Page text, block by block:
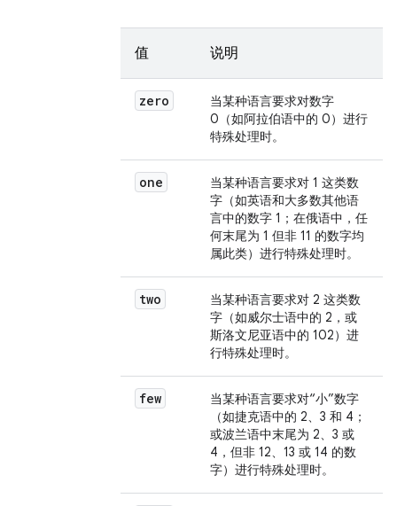
值 说明
zero
当某种语言要求对数字
0（如阿拉伯语中的 0）进行
特殊处理时。
one
当某种语言要求对 1 这类数
字（如英语和大多数其他语
言中的数字 1；在俄语中，任
何末尾为 1 但非 11 的数字均
属此类）进行特殊处理时。
two
当某种语言要求对 2 这类数
字（如威尔士语中的 2，或
斯洛文尼亚语中的 102）进
行特殊处理时。
few
当某种语言要求对“小”数字
（如捷克语中的 2、3 和 4；
或波兰语中末尾为 2、3 或
4，但非 12、13 或 14 的数
字）进行特殊处理时。